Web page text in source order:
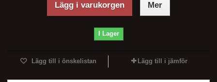
Lägg i varukorgen Mer
I Lager
Lägg till i önskelistan Lägg till i jämför